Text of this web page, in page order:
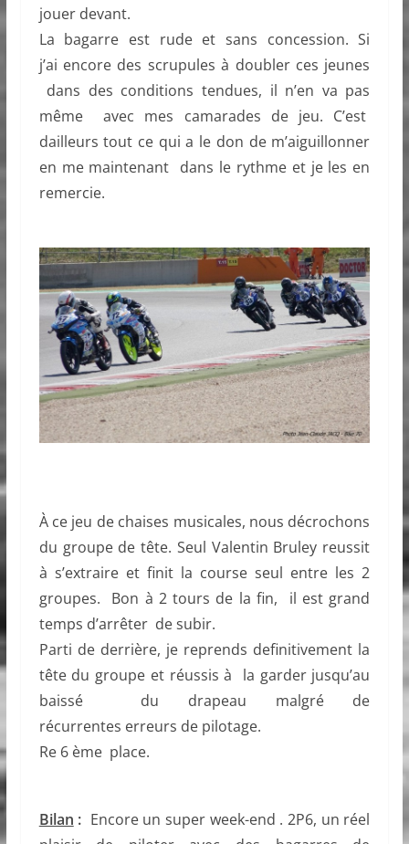
jouer devant.
La bagarre est rude et sans concession. Si
j’ai encore des scrupules à doubler ces jeunes
dans des conditions tendues, il n’en va pas
même avec mes camarades de jeu. C’est
dailleurs tout ce qui a le don de m’aiguillonner
en me maintenant dans le rythme et je les en
remercie.
À ce jeu de chaises musicales, nous décrochons
du groupe de tête. Seul Valentin Bruley reussit
à s’extraire et finit la course seul entre les 2
groupes. Bon à 2 tours de la fin, il est grand
temps d’arrêter de subir.
Parti de derrière, je reprends definitivement la
tête du groupe et réussis à la garder jusqu’au
baissé du drapeau malgré de
récurrentes erreurs de pilotage.
Re 6 ème place.
Bilan : Encore un super week-end . 2P6, un réel